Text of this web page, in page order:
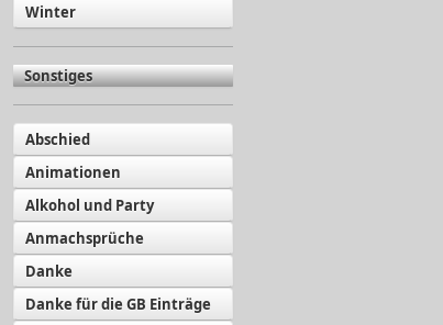
Winter
Sonstiges
Abschied
Animationen
Alkohol und Party
Anmachsprüche
Danke
Danke für die GB Einträge